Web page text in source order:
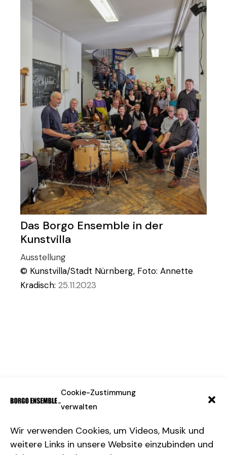
Cookie-Zustimmung
verwalten
Wir verwenden Cookies, um Videos, Musik und
weitere Links in unsere Website einzubinden und
Das Borgo Ensemble in der
Kunstvilla
Ausstellung
© Kunstvilla/Stadt Nürnberg, Foto: Annette
Kradisch:25.11.2023